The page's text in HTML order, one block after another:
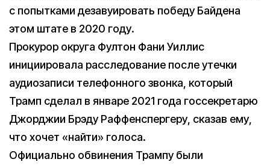
с попытками дезавуировать победу Байдена
этом штате в 2020 году.
Прокурор округа Фултон Фани Уиллис
инициировала расследование после утечки
аудиозаписи телефонного звонка, который
Трамп сделал в январе 2021 года госсекретарю
Джорджии Брэду Раффенспергеру, сказав ему,
что хочет «найти» голоса.
Официально обвинения Трампу были